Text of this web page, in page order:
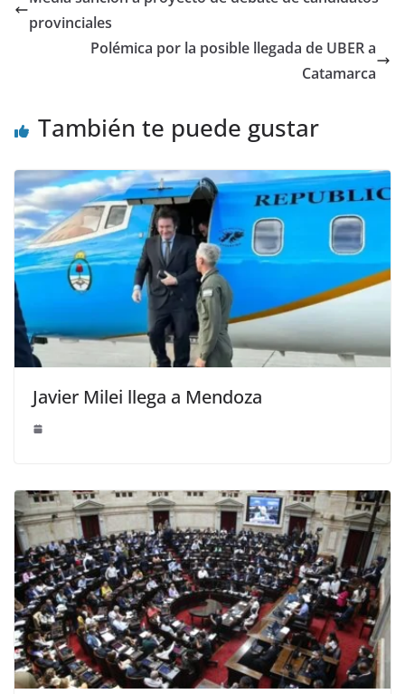
provinciales
Polémica por la posible llegada de UBER a
Catamarca
También te puede gustar
Javier Milei llega a Mendoza